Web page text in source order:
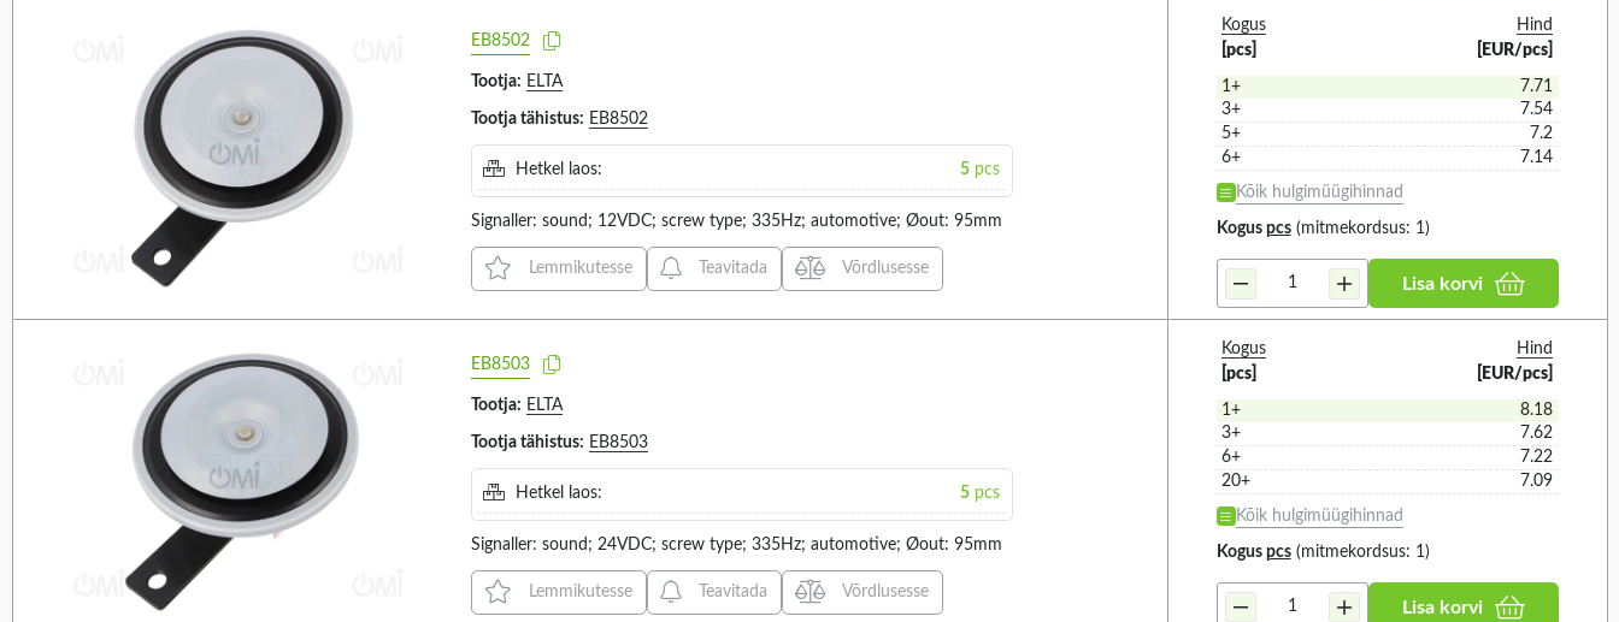
KDH (5)
KLH (4)
MASTER BLASTER (1)
MONO 72 (2)
NEXUS 105 (2)
NEXUS 110 (2)
NEXUS 120 (2)
R11 (1)
ROLP SV (4)
S60ADH (1)
SG (2)
SONOS (3)
SUPER M (1)
TAA (2)
3/2.7A (1)
309MA (1)
36MA (1)
39MA (1)
57MA (1)
80MA (2)
165X136X132MM (2)
219X219X159MM (1)
24X4X1.9MM (1)
Ø101X100MM (1)
Ø101X81MM (1)
Ø113X153.2MM (2)
64 SELECTABLE TONES (7)
BLUETOOTH (1)
MP3 PLAYER (3)
PG13.5 CABLE GLAND (2)
SD CARD READER (3)
USB READER (3)
CABLE GLAND 6,5...15MM (9)
VOLUME CONTROL (1)
EB8502
Tootja: ELTA
Tootja tähistus: EB8502
Hetkel laos: 5pcs
Signaller: sound; 12VDC; screw type; 335Hz; automotive; Øout: 95mm
Lemmikutesse Teavitada Võrdlusesse
Kogus
[pcs]
Hind
[EUR/pcs]
1+
7.71
3+
7.54
5+
7.2
6+
7.14
Kõik hulgimüügihinnad
Kogus pcs(mitmekordsus: 1)
Lisa korvi
EB8503
Tootja: ELTA
Tootja tähistus: EB8503
Hetkel laos: 5pcs
Signaller: sound; 24VDC; screw type; 335Hz; automotive; Øout: 95mm
Lemmikutesse Teavitada Võrdlusesse
Kogus
[pcs]
Hind
[EUR/pcs]
1+
8.18
3+
7.62
6+
7.22
20+
7.09
Kõik hulgimüügihinnad
Kogus pcs(mitmekordsus: 1)
Lisa korvi